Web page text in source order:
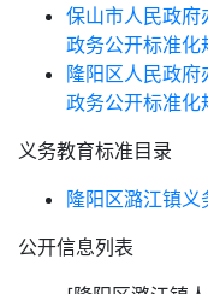
保山市人民政府
政务公开标准化
隆阳区人民政
政务公开标准化
义务教育标准目录
隆阳区潞江镇
公开信息列表